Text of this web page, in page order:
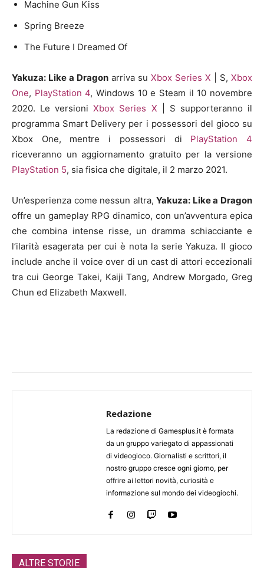
Machine Gun Kiss
Spring Breeze
The Future I Dreamed Of
Yakuza: Like a Dragon arriva su Xbox Series X | S, Xbox
One, PlayStation 4, Windows 10 e Steam il 10 novembre
2020. Le versioniXbox Series X | S supporteranno il
programma Smart Delivery per i possessori del gioco su
Xbox One, mentre i possessori di PlayStation 4
riceveranno un aggiornamento gratuito per la versione
PlayStation 5, sia fisica che digitale, il 2 marzo 2021.
Un’esperienza come nessun altra,Yakuza: Like a Dragon
offre un gameplay RPG dinamico, con un’avventura epica
che combina intense risse, un dramma schiacciante e
l’ilarità esagerata per cui è nota la serie Yakuza. Il gioco
include anche il voice over di un cast di attori eccezionali
tra cui George Takei, Kaiji Tang, Andrew Morgado, Greg
Chun ed Elizabeth Maxwell.
Redazione
La redazione di Gamesplus.it è formata
da un gruppo variegato di appassionati
di videogioco. Giornalisti e scrittori, il
nostro gruppo cresce ogni giorno, per
offrire ai lettori novità, curiosità e
informazione sul mondo dei videogiochi.
ALTRE STORIE